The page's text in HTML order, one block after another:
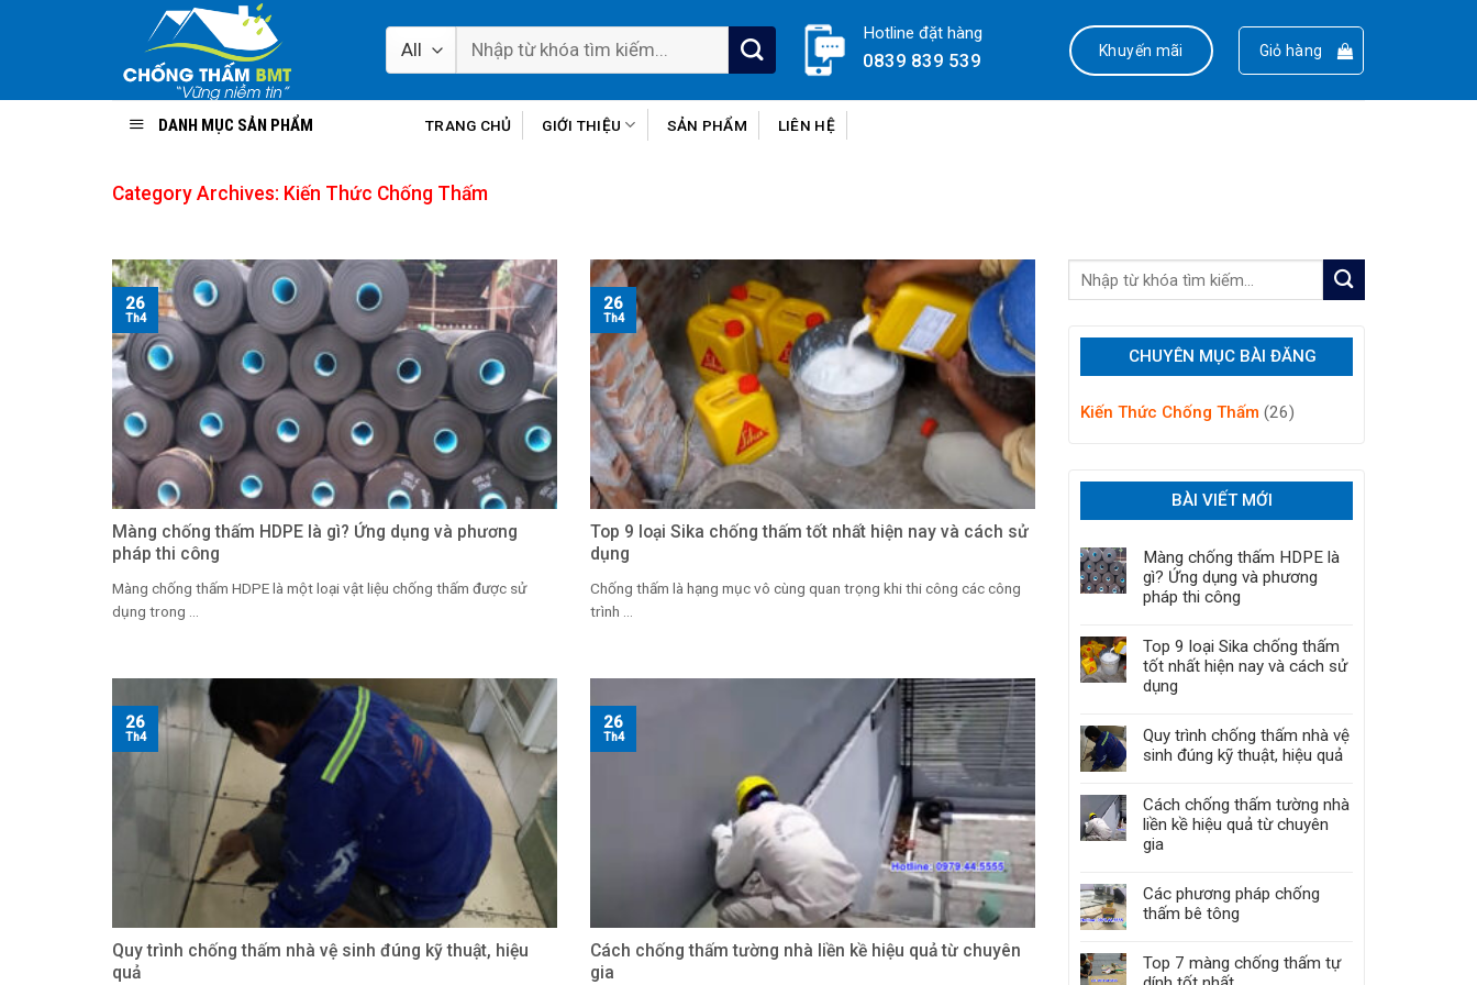
Hotline đặt hàng
0839 839 539 Khuyến mãi Giỏ hàng
DANH MỤC SẢN PHẨM TRANG CHỦ GIỚI THIỆU SẢN PHẨM LIÊN HỆ
Category Archives: Kiến Thức Chống Thấm
Màng chống thấm HDPE là gì? Ứng dụng và phương
pháp thi công
Màng chống thấm HDPE là một loại vật liệu chống thấm được sử
dụng trong ...
26
Th4
Top 9 loại Sika chống thấm tốt nhất hiện nay và cách sử
dụng
Chống thấm là hạng mục vô cùng quan trọng khi thi công các công
trình ...
26
Th4
Quy trình chống thấm nhà vệ sinh đúng kỹ thuật, hiệu
quả
26
Th4
Cách chống thấm tường nhà liền kề hiệu quả từ chuyên
gia
26
Th4
CHUYÊN MỤC BÀI ĐĂNG
Kiến Thức Chống Thấm (26)
BÀI VIẾT MỚI
Màng chống thấm HDPE là
gì? Ứng dụng và phương
pháp thi công
Top 9 loại Sika chống thấm
tốt nhất hiện nay và cách sử
dụng
Quy trình chống thấm nhà vệ
sinh đúng kỹ thuật, hiệu quả
Cách chống thấm tường nhà
liền kề hiệu quả từ chuyên
gia
Các phương pháp chống
thấm bê tông
Top 7 màng chống thấm tự